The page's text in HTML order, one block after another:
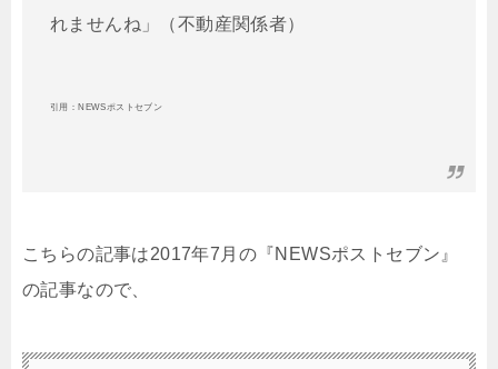
れませんね」（不動産関係者）
引用：NEWSポストセブン
こちらの記事は2017年7月の『NEWSポストセブン』
の記事なので、